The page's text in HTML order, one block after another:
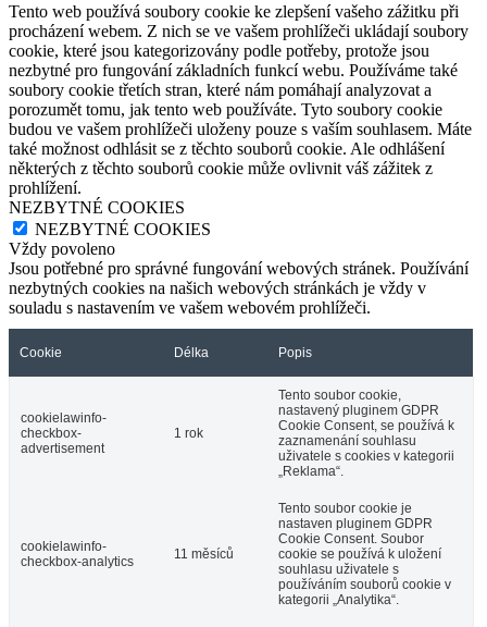
Tento web používá soubory cookie ke zlepšení vašeho zážitku při
procházení webem. Z nich se ve vašem prohlížeči ukládají soubory
cookie, které jsou kategorizovány podle potřeby, protože jsou
nezbytné pro fungování základních funkcí webu. Používáme také
soubory cookie třetích stran, které nám pomáhají analyzovat a
porozumět tomu, jak tento web používáte. Tyto soubory cookie
budou ve vašem prohlížeči uloženy pouze s vaším souhlasem. Máte
také možnost odhlásit se z těchto souborů cookie. Ale odhlášení
některých z těchto souborů cookie může ovlivnit váš zážitek z
prohlížení.
NEZBYTNÉ COOKIES
NEZBYTNÉ COOKIES
Vždy povoleno
Jsou potřebné pro správné fungování webových stránek. Používání
nezbytných cookies na našich webových stránkách je vždy v
souladu s nastavením ve vašem webovém prohlížeči.
Cookie Délka Popis
cookielawinfo-
checkbox-
advertisement
1 rok
Tento soubor cookie,
nastavený pluginem GDPR
Cookie Consent, se používá k
zaznamenání souhlasu
uživatele s cookies v kategorii
„Reklama“.
cookielawinfo-
checkbox-analytics
11 měsíců
Tento soubor cookie je
nastaven pluginem GDPR
Cookie Consent. Soubor
cookie se používá k uložení
souhlasu uživatele s
používáním souborů cookie v
kategorii „Analytika“.